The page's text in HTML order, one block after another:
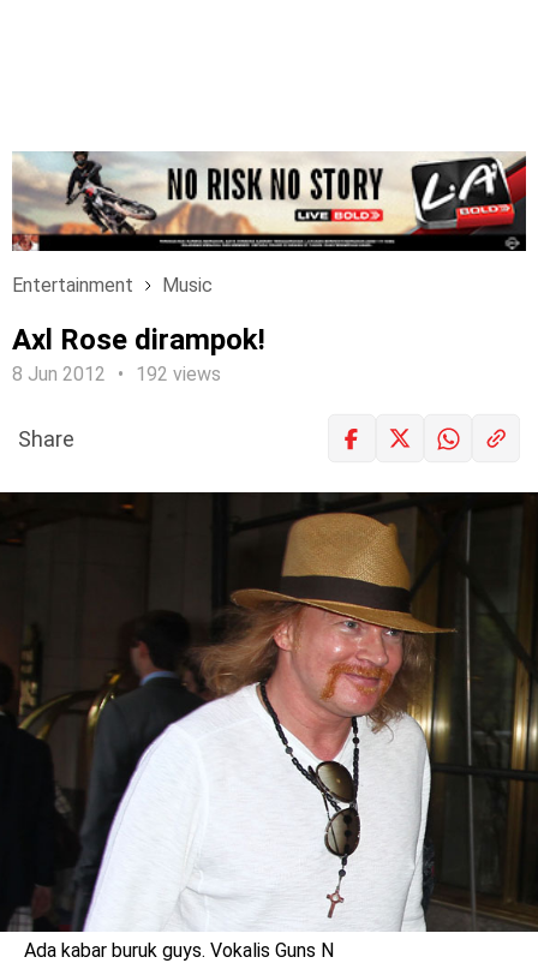
Entertainment Music
Axl Rose dirampok!
8 Jun 2012 192 views
benefit
LOGIN
Share
Ada kabar buruk guys. Vokalis Guns N